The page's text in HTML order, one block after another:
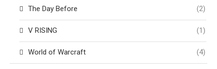
The Day Before (2)
V RISING (1)
World of Warcraft (4)